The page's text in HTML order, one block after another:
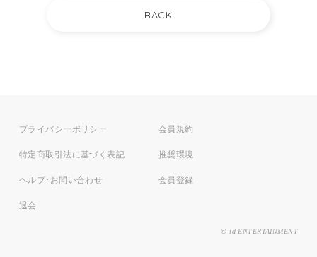
プライバシーポリシー 会員規約
特定商取引法に基づく表記 推奨環境
ヘルプ･お問い合わせ 会員登録
退会
© id ENTERTAINMENT